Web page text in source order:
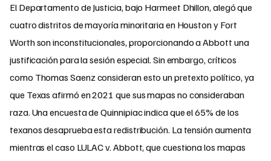
El Departamento de Justicia, bajo Harmeet Dhillon, alegó que
cuatro distritos de mayoría minoritaria en Houston y Fort
Worth son inconstitucionales, proporcionando a Abbott una
justificación para la sesión especial. Sin embargo, críticos
como Thomas Saenz consideran esto un pretexto político, ya
que Texas afirmó en 2021 que sus mapas no consideraban
raza. Una encuesta de Quinnipiac indica que el 65% de los
texanos desaprueba esta redistribución. La tensión aumenta
mientras el caso LULAC v. Abbott, que cuestiona los mapas